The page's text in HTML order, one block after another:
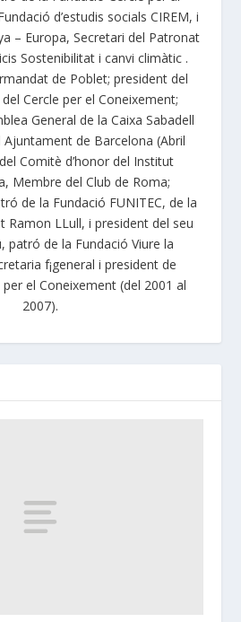
d’estudis socials CIREM, i
– Europa, Secretari del Patronat
Sostenibilitat i canvi climàtic .
de Poblet; president del
Cercle per el Coneixement;
General de la Caixa Sabadell
de Barcelona (Abril
Comitè d’honor del Institut
Membre del Club de Roma;
de la Fundació FUNITEC, de la
Ramon LLull, i president del seu
patró de la Fundació Viure la
f¡general i president de
per el Coneixement (del 2001 al
2007).